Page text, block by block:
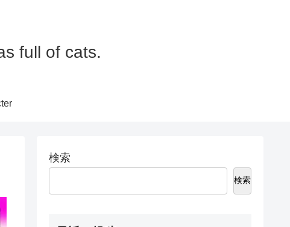
full of cats.
検索
検索